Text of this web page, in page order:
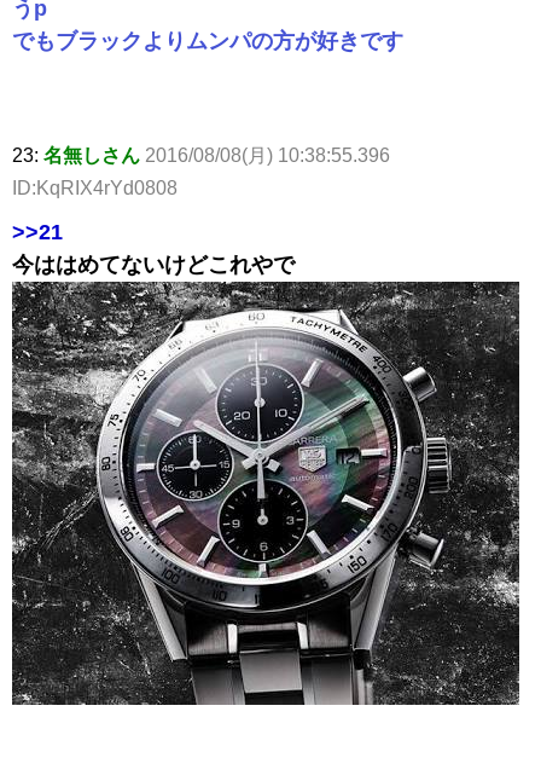
うp
でもブラックよりムンパの方が好きです
23: 名無しさん 2016/08/08(月) 10:38:55.396
ID:KqRIX4rYd0808
>>21
今ははめてないけどこれやで